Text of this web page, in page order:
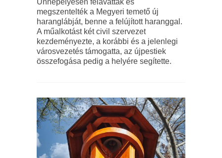
Ünnepélyesen felavatták és
megszentelték a Megyeri temető új
haranglábját, benne a felújított haranggal.
A műalkotást két civil szervezet
kezdeményezte, a korábbi és a jelenlegi
városvezetés támogatta, az újpestiek
összefogása pedig a helyére segítette.